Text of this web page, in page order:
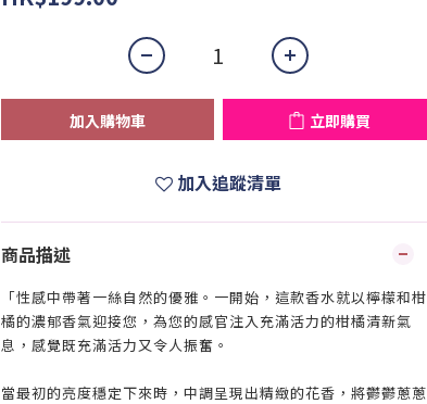
加入購物車 立即購買
加入追蹤清單
商品描述
「性感中帶著一絲自然的優雅。一開始，這款香水就以檸檬和柑
橘的濃郁香氣迎接您，為您的感官注入充滿活力的柑橘清新氣
息，感覺既充滿活力又令人振奮。
當最初的亮度穩定下來時，中調呈現出精緻的花香，將鬱鬱蔥蔥